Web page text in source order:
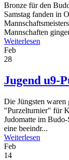
Bronze für den
Samstag fanden in
Mannschaften
Weiterlesen
Feb
28
Jugend u9-
Die Jüngsten
"Purzelturnier" für
Judomatte im
eine beeindr...
Weiterlesen
Feb
14